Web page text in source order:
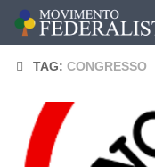
TAG: CONGRESSO